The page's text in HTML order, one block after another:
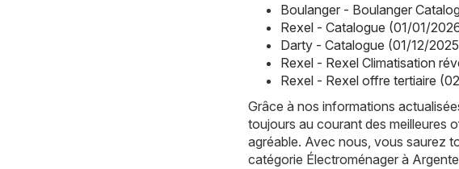
Boulanger - Boulanger
Rexel - Catalogue (01/01/
Darty - Catalogue (01/12/
Rexel - Rexel Climatisation
Rexel - Rexel offre tertiaire
Grâce à nos informations
toujours au courant des meilleures
agréable. Avec nous, vous saurez
catégorie Électroménager à